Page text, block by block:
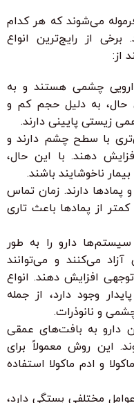
می‌شوند که هر کدام
از رایج‌ترین انواع
از:
چشمی هستند و به
حال، به دلیل حجم کم و
زیستی پایینی دارند.
با سطح چشم دارند و
دهند. با این حال،
ناخوشایند باشند.
دارند. زمان تماس
از پمادها باعث تاری
دارو را به طور
می‌کنند و می‌توانند
افزایش دهند. انواع
وجود دارد، از جمله
و نانوذرات.
دارو به بافت‌های عمقی
این روش معمولاً برای
و ادم ماکولا استفاده
مختلفی بستگی دارد،